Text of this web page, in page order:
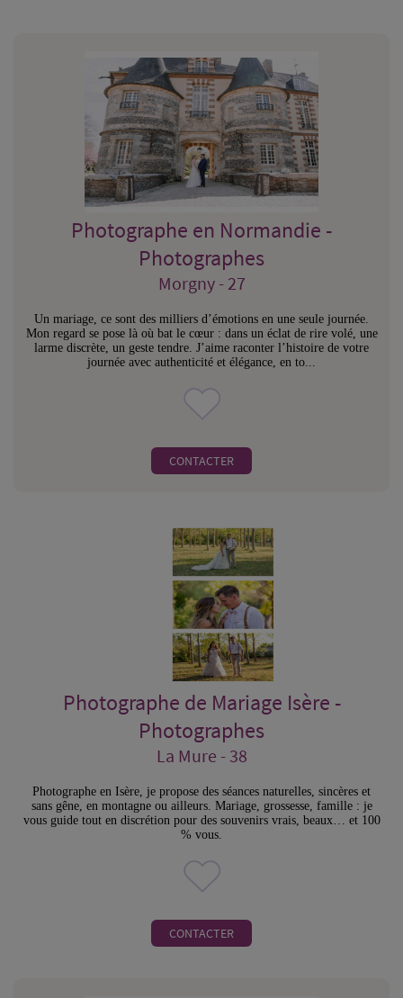
Photographe en Normandie -
Photographes
Morgny - 27
Un mariage, ce sont des milliers d’émotions en une seule journée.
Mon regard se pose là où bat le cœur : dans un éclat de rire volé, une
larme discrète, un geste tendre. J’aime raconter l’histoire de votre
journée avec authenticité et élégance, en to...
CONTACTER
Photographe de Mariage Isère -
Photographes
La Mure - 38
Photographe en Isère, je propose des séances naturelles, sincères et
sans gêne, en montagne ou ailleurs. Mariage, grossesse, famille : je
vous guide tout en discrétion pour des souvenirs vrais, beaux… et 100
% vous.
CONTACTER